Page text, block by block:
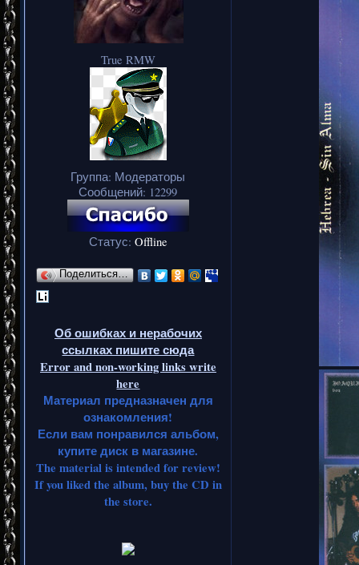
True RMW
Группа: Модераторы
Сообщений: 12299
Статус: Offline
Поделиться…
Об ошибках и нерабочих
ссылках пишите сюда
Error and non-working links write
here
Материал предназначен для
ознакомления!
Если вам понравился альбом,
купите диск в магазине.
The material is intended for review!
If you liked the album, buy the CD in
the store.